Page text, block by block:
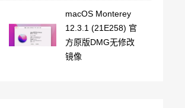
macOS Monterey
12.3.1 (21E258) 官
方原版DMG无修改
镜像